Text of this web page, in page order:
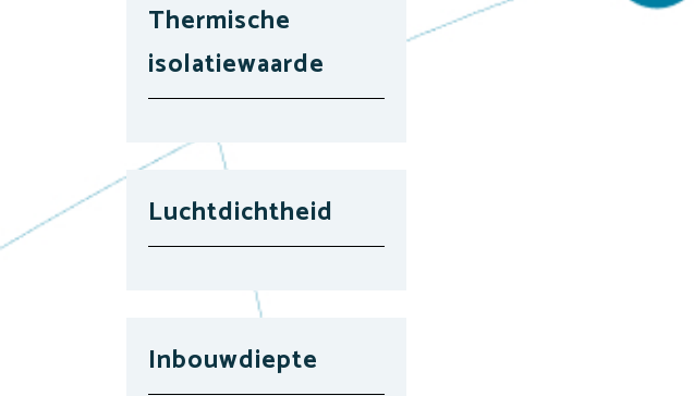
Thermische
isolatiewaarde
Luchtdichtheid
Inbouwdiepte